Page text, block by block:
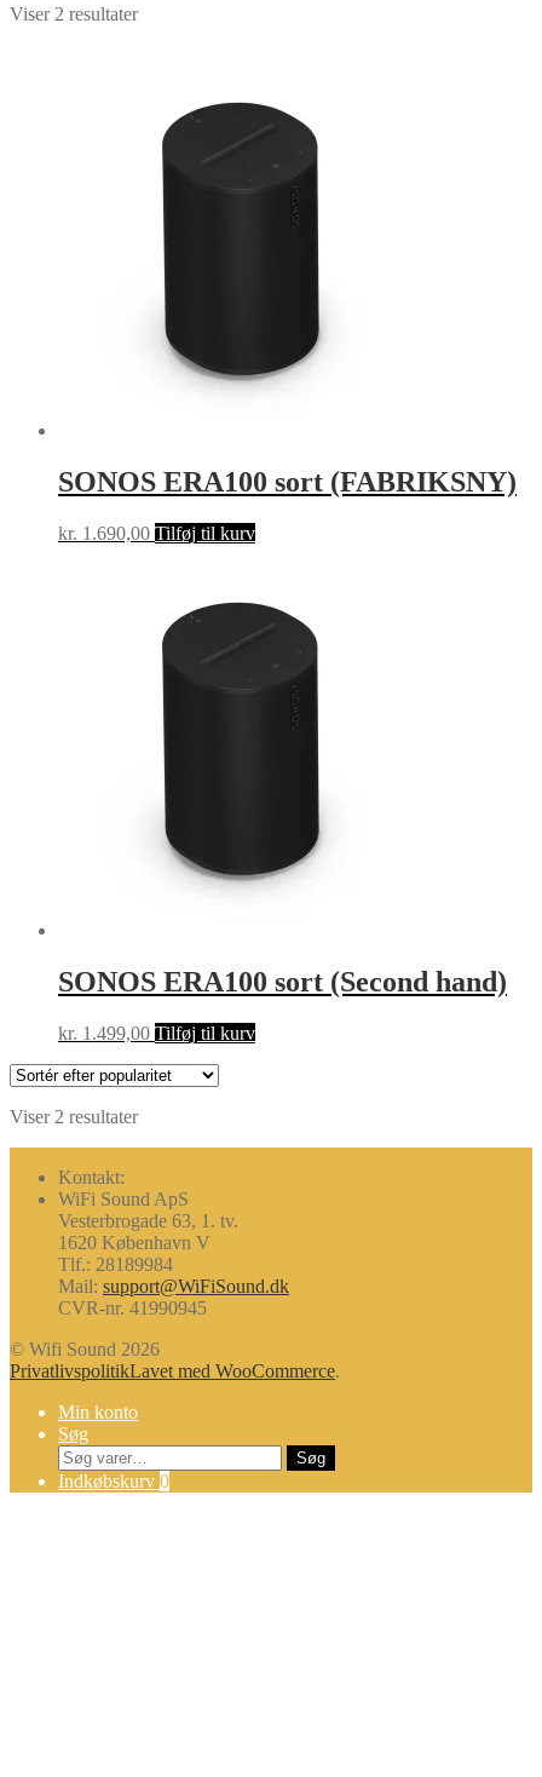
Viser 2 resultaterSorteret
SONOS ERA100 sort (FABRIKSNY)
kr. 1.690,00 Tilføj til kurv
SONOS ERA100 sort (Second hand)
kr. 1.499,00 Tilføj til kurv
Viser 2 resultaterSorteret
Kontakt:
WiFi Sound ApS
Vesterbrogade 63, 1. tv.
1620 København V
Tlf.: 28189984
Mail: support@WiFiSound.dk
CVR-nr. 41990945
© Wifi Sound 2026
PrivatlivspolitikLavet med WooCommerce.
Min konto
Søg
Søg
efter:
Søg
Indkøbskurv 0